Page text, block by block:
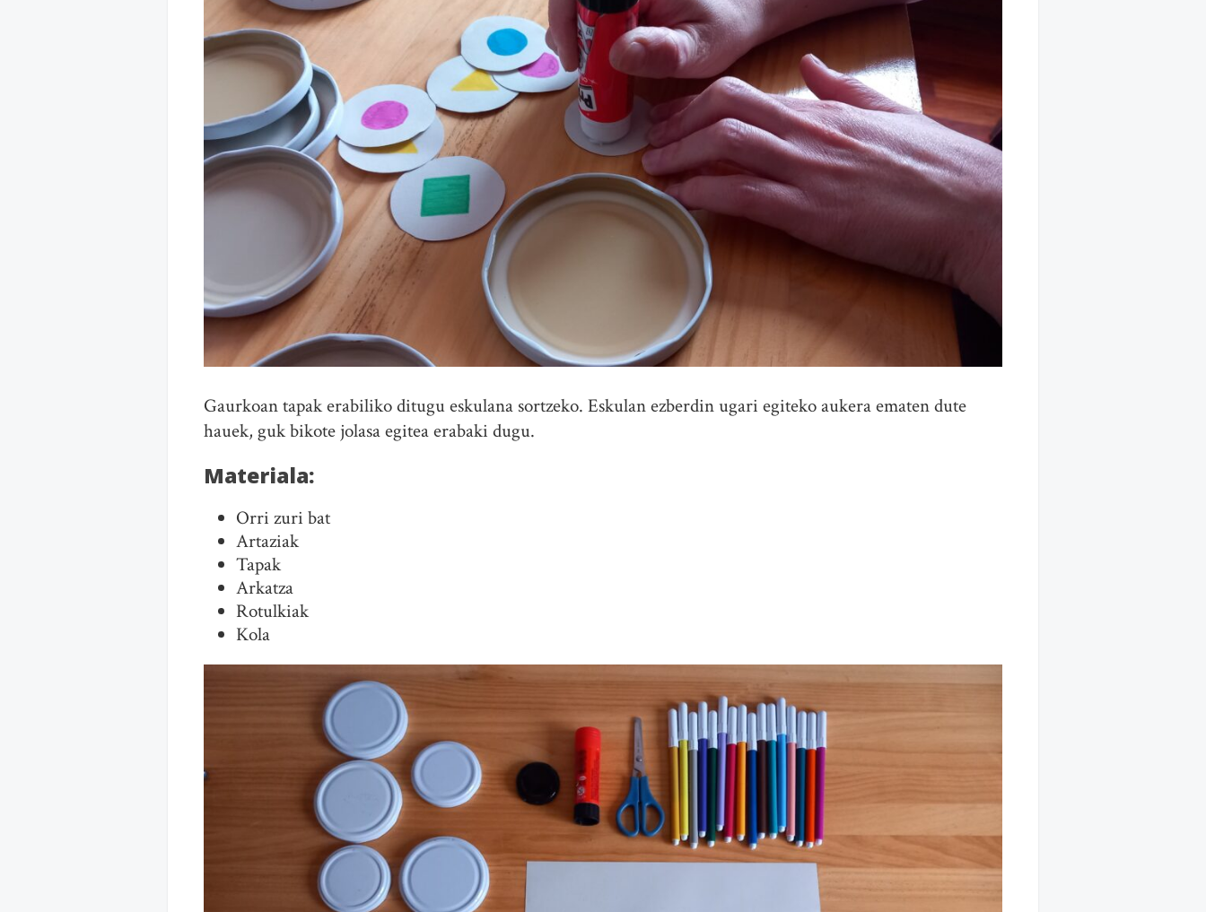
Gaurkoan tapak erabiliko ditugu eskulana sortzeko. Eskulan ezberdin ugari egiteko aukera ematen dute
hauek, guk bikote jolasa egitea erabaki dugu.
Materiala:
Orri zuri bat
Artaziak
Tapak
Arkatza
Rotulkiak
Kola